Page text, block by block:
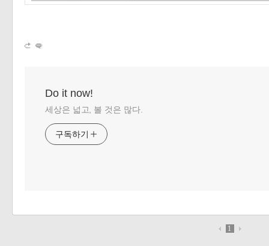
Do it now!
세상은 넓고, 볼 것은 많다.
구독하기
1